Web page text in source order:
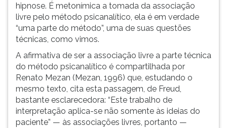
hipnose. É metonímica a tomada da associação
livre pelo método psicanalítico, ela é em verdade
“uma parte do método”, uma de suas questões
técnicas, como vimos.
A afirmativa de ser a associação livre a parte técnica
do método psicanalítico é compartilhada por
Renato Mezan (Mezan, 1996) que, estudando o
mesmo texto, cita esta passagem, de Freud,
bastante esclarecedora: “Este trabalho de
interpretação aplica-se não somente às ideias do
paciente” — às associações livres, portanto —